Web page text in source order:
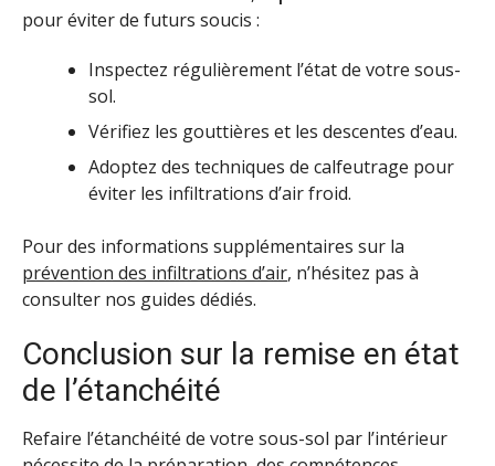
pour éviter de futurs soucis :
Inspectez régulièrement l’état de votre sous-
sol.
Vérifiez les gouttières et les descentes d’eau.
Adoptez des techniques de calfeutrage pour
éviter les infiltrations d’air froid.
Pour des informations supplémentaires sur la
prévention des infiltrations d’air, n’hésitez pas à
consulter nos guides dédiés.
Conclusion sur la remise en état
de l’étanchéité
Refaire l’étanchéité de votre sous-sol par l’intérieur